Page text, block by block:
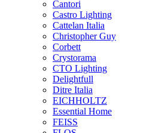
Cantori
Castro Lighting
Cattelan Italia
Christopher Guy
Corbett
Crystorama
CTO Lighting
Delightfull
Ditre Italia
EICHHOLTZ
Essential Home
FEISS